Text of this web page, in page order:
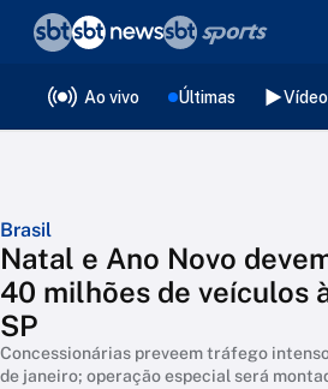
Ao vivo Últimas
Brasil
Natal e Ano Novo
40 milhões de veículos
SP
Concessionárias preveem tráfego
de janeiro; operação especial será
❮voltar
Editorias